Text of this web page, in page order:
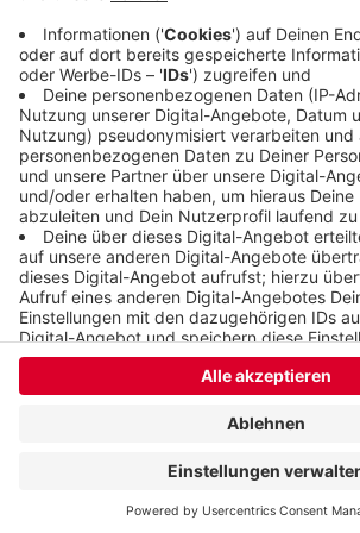
Veröffentlicht:Dienstag, 08.06.2021 07:15
Anzeige
Anzeige